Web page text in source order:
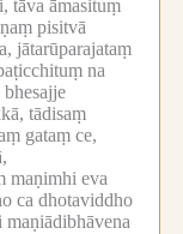
tāva āmasituṃ
pisitvā
jātarūparajataṃ
na
tādisaṃ
gataṃ ce,
maṇimhi eva
ca dhotaviddho